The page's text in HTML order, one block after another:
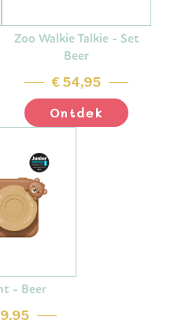
Zoo Walkie Talkie - Set
Beer
€ 54,95
Ontdek
- Beer